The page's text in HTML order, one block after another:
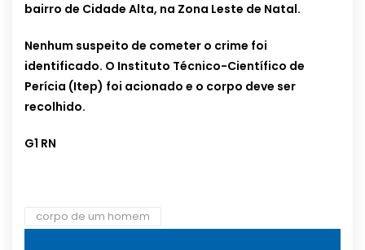
bairro de Cidade Alta, na Zona Leste de Natal.
Nenhum suspeito de cometer o crime foi
identificado. O Instituto Técnico-Científico de
Perícia (Itep) foi acionado e o corpo deve ser
recolhido.
G1 RN
corpo de um homem